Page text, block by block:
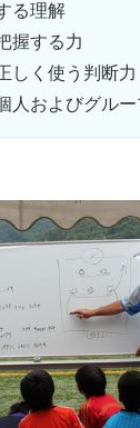
る理解
握する力
しく使う判断力
人およびグル